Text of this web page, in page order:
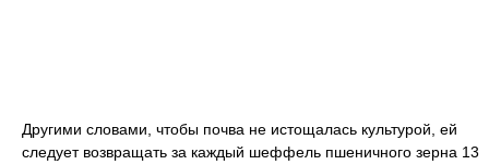
Другими словами, чтобы почва не истощалась культурой, ей
следует возвращать за каждый шеффель пшеничного зерна 13